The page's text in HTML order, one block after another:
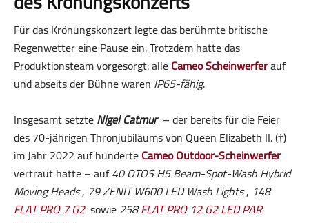
Für das Krönungskonzert legte das berühmte britische
Regenwetter eine Pause ein. Trotzdem hatte das
Produktionsteam vorgesorgt: alleCameo Scheinwerferauf
und abseits der Bühne waren IP65-fähig.
Insgesamt setzteNigel Catmur– der bereits für die Feier
des 70-jährigen Thronjubiläums von Queen Elizabeth II. (†)
im Jahr 2022 auf hunderteCameo Outdoor-Scheinwerfer
vertraut hatte – auf40 OTOS H5 Beam-Spot-Wash Hybrid
Moving Heads, 79 ZENIT W600 LED Wash Lights, 148
FLAT PRO 7 G2 sowie258FLAT PRO 12 G2 LED PAR